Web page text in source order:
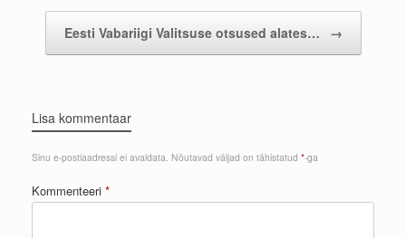
Eesti Vabariigi Valitsuse otsused alates… →
Lisa kommentaar
Sinu e-postiaadressi ei avaldata. Nõutavad väljad on tähistatud *-ga
Kommenteeri *